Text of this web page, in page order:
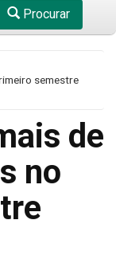
Procurar
semestre
de
no